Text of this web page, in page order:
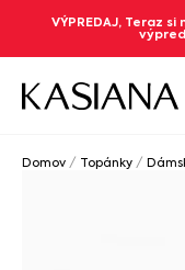
VÝPREDAJ, Teraz
Domov / Topánky /